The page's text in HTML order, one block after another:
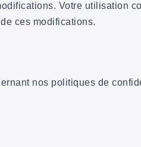
Votre utilisation
ces modifications.
nos politiques de